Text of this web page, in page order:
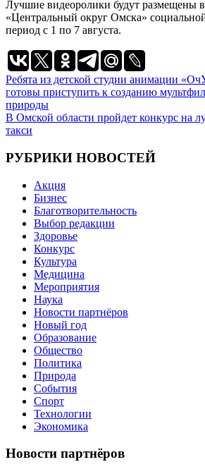
Лучшие видеоролики будут размещены
«Центральный округ Омска»
период с 1 по 7 августа.
Навигация
по
записям
Ребята из детской студии анимации
готовы приступить к созданию
природы
В Омской области пройдет конкурс на
такси
РУБРИКИ НОВОСТЕЙ
Акция
Бизнес
Благотворительность
Выбор редакции
Здоровье
Конкурс
Культура
Медицина
Мероприятия
Наука
Новости партнёров
Новый год
Образование
Общество
Политика
Природа
События
Спорт
Технологии
Экономика
Новости партнёров